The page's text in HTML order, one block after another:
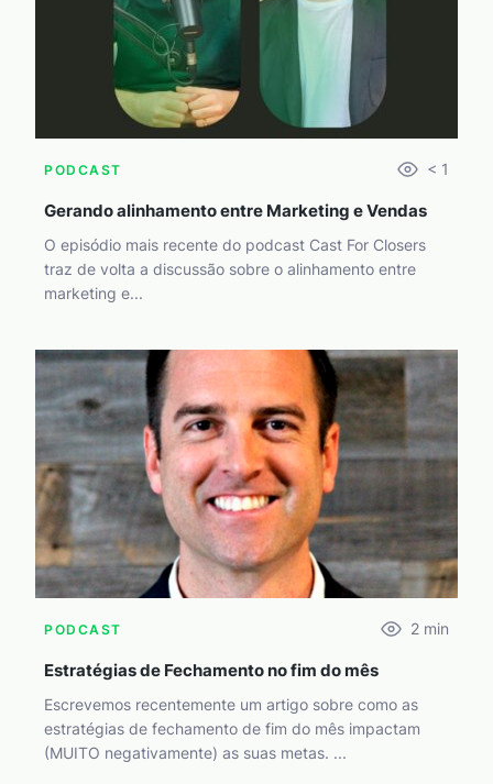
PODCAST < 1
Gerando alinhamento entre Marketing e Vendas
O episódio mais recente do podcast Cast For Closers
traz de volta a discussão sobre o alinhamento entre
marketing e...
PODCAST 2 min
Estratégias de Fechamento no fim do mês
Escrevemos recentemente um artigo sobre como as
estratégias de fechamento de fim do mês impactam
(MUITO negativamente) as suas metas. ...